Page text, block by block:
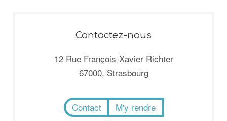
Contactez-nous
12 Rue François-Xavier Richter
67000, Strasbourg
Contact M'y rendre